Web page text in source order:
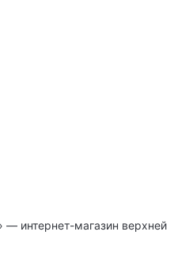
интернет-магазин верхней